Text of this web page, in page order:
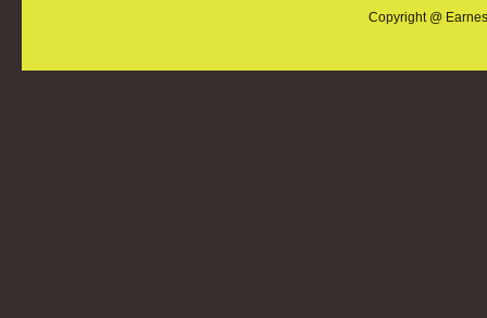
Copyright @